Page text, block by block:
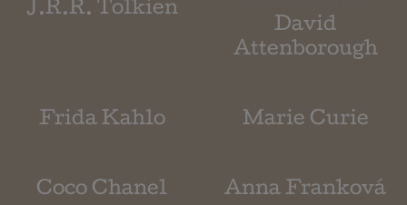
J.R.R. Tolkien
David
Attenborough
Frida Kahlo Marie Curie
Coco Chanel Anna Franková